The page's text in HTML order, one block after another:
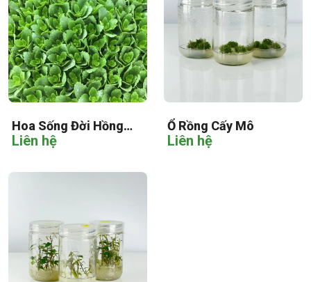
Hoa Sống Đời Hồng
Cấy Mô
Liên hệ
Ổ Rồng Cấy Mô
Liên hệ